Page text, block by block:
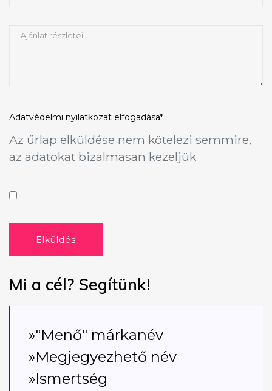
Adatvédelmi nyilatkozat elfogadása*
Az űrlap elküldése nem kötelezi semmire,
az adatokat bizalmasan kezeljük
Elküldés
Mi a cél? Segítünk!
»"Menő" márkanév
»Megjegyezhető név
»Ismertség